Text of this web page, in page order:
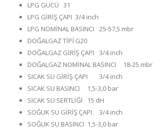
LPG GÜCÜ 31
LPG GİRİŞ ÇAPI 3/4 inch
LPG NOMİNAL BASINCI
25-57,5 mbr
DOĞALGAZ TİPİ G20
DOĞALGAZ GİRİŞ ÇAPI
3/4 inch
DOĞALGAZ NOMİNAL BASINCI
18-25 mbr
SICAK SU GİRİŞ ÇAPI
3/4 inch
SICAK SU BASINCI
1,5-3,0 bar
SICAK SU SERTLİĞİ
15 dH
SOĞUK SU GİRİŞ ÇAPI
3/4 inch
SOĞUK SU BASINCI 1,5-3,0 bar